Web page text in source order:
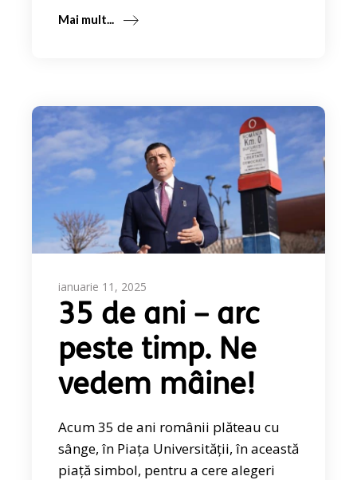
Mai mult...
ianuarie 11, 2025
35 de ani – arc
peste timp. Ne
vedem mâine!
Acum 35 de ani românii plăteau cu
sânge, în Piața Universității, în această
piață simbol, pentru a cere alegeri